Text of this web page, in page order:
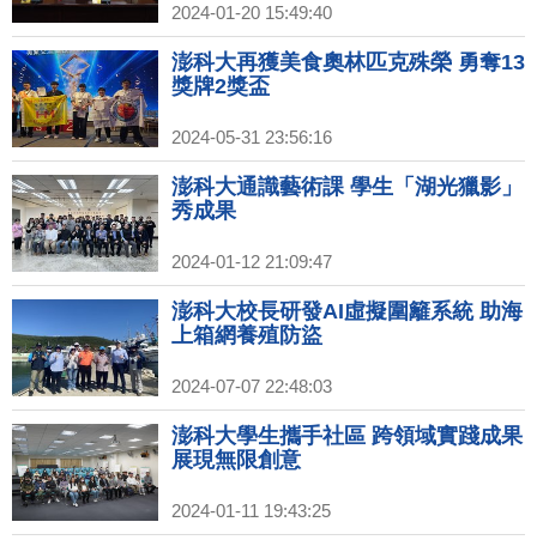
2024-01-20 15:49:40
澎科大再獲美食奧林匹克殊榮 勇奪13
獎牌2獎盃
2024-05-31 23:56:16
澎科大通識藝術課 學生「湖光獵影」
秀成果
2024-01-12 21:09:47
澎科大校長研發AI虛擬圍籬系統 助海
上箱網養殖防盜
2024-07-07 22:48:03
澎科大學生攜手社區 跨領域實踐成果
展現無限創意
2024-01-11 19:43:25